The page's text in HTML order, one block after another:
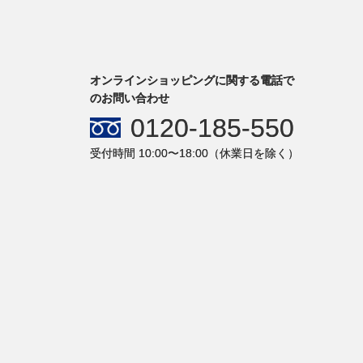
オンラインショッピングに関する電話で
のお問い合わせ
0120-185-550
受付時間 10:00〜18:00（休業日を除く）